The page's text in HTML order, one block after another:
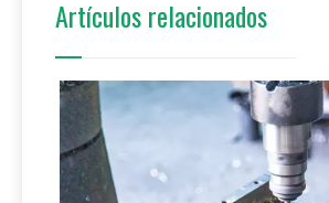
Artículos relacionados